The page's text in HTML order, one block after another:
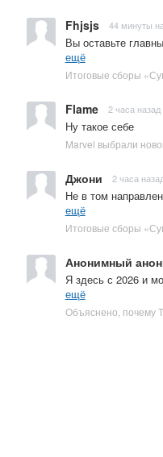
Fhjsjs 44 минуты
Вы оставьте
ещё
Flame 2 часа назад
Ну такое себе
Джони 2 часа
Не в том
ещё
Анонимный
Я здесь с 2026 и
ещё